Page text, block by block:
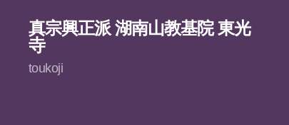
真宗興正派 湖南山教基院 東光
寺
toukoji